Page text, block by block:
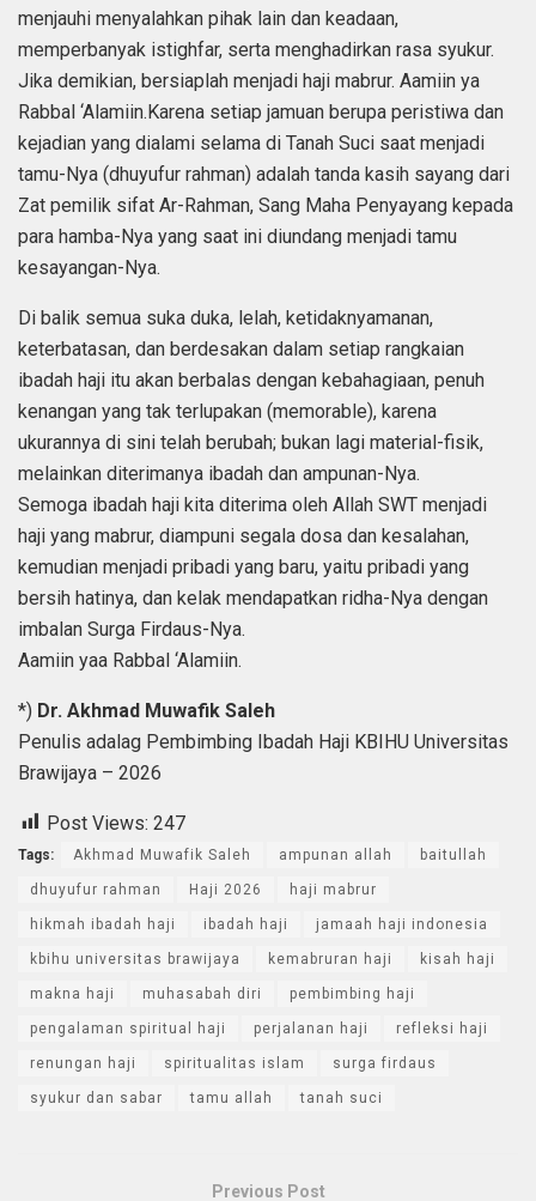
menjauhi menyalahkan pihak lain dan keadaan,
memperbanyak istighfar, serta menghadirkan rasa syukur.
Jika demikian, bersiaplah menjadi haji mabrur. Aamiin ya
Rabbal ‘Alamiin.Karena setiap jamuan berupa peristiwa dan
kejadian yang dialami selama di Tanah Suci saat menjadi
tamu-Nya (dhuyufur rahman) adalah tanda kasih sayang dari
Zat pemilik sifat Ar-Rahman, Sang Maha Penyayang kepada
para hamba-Nya yang saat ini diundang menjadi tamu
kesayangan-Nya.
Di balik semua suka duka, lelah, ketidaknyamanan,
keterbatasan, dan berdesakan dalam setiap rangkaian
ibadah haji itu akan berbalas dengan kebahagiaan, penuh
kenangan yang tak terlupakan (memorable), karena
ukurannya di sini telah berubah; bukan lagi material-fisik,
melainkan diterimanya ibadah dan ampunan-Nya.
Semoga ibadah haji kita diterima oleh Allah SWT menjadi
haji yang mabrur, diampuni segala dosa dan kesalahan,
kemudian menjadi pribadi yang baru, yaitu pribadi yang
bersih hatinya, dan kelak mendapatkan ridha-Nya dengan
imbalan Surga Firdaus-Nya.
Aamiin yaa Rabbal ‘Alamiin.
*) Dr. Akhmad Muwafik Saleh
Penulis adalag Pembimbing Ibadah Haji KBIHU Universitas
Brawijaya – 2026
Post Views: 247
Tags: Akhmad Muwafik Saleh ampunan allah baitullah
dhuyufur rahman Haji 2026 haji mabrur
hikmah ibadah haji ibadah haji jamaah haji indonesia
kbihu universitas brawijaya kemabruran haji kisah haji
makna haji muhasabah diri pembimbing haji
pengalaman spiritual haji perjalanan haji refleksi haji
renungan haji spiritualitas islam surga firdaus
syukur dan sabar tamu allah tanah suci
Previous Post